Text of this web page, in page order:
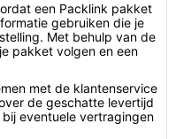
een Packlink pakket
gebruiken die je
Met behulp van de
pakket volgen en een
met de klantenservice
de geschatte levertijd
eventuele vertragingen